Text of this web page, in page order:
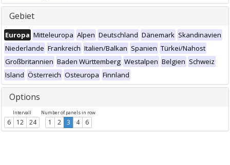
Gebiet
Europa Mitteleuropa Alpen Deutschland Dänemark Skandinavien
Niederlande Frankreich Italien/Balkan Spanien Türkei/Nahost
Großbritannien Baden Württemberg Westalpen Belgien Schweiz
Island Österreich Osteuropa Finnland
Options
Intervall
6 12 24
Number of panels in row
1 2 3 4 6